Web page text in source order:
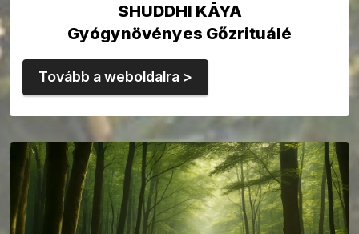
SHUDDHI KĀYA
Gyógynövényes Gőzrituálé
Tovább a weboldalra >